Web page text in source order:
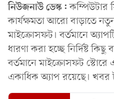
নিউজনাউ ডেস্ক:কম্পিউটার
কার্যক্ষমতা আরো বাড়াতে
মাইক্রোসফট। বর্তমানে
ধারণা করা হচ্ছে নির্দিষ্ট
বর্তমানে মাইক্রোসফট
একাধিক অ্যাপ রয়েছে। খবর